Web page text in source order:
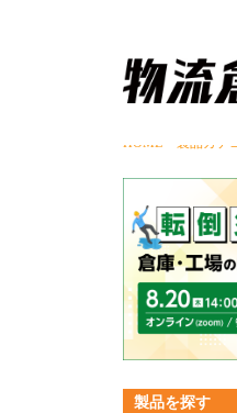
HOME 製品カテ
製品を探す